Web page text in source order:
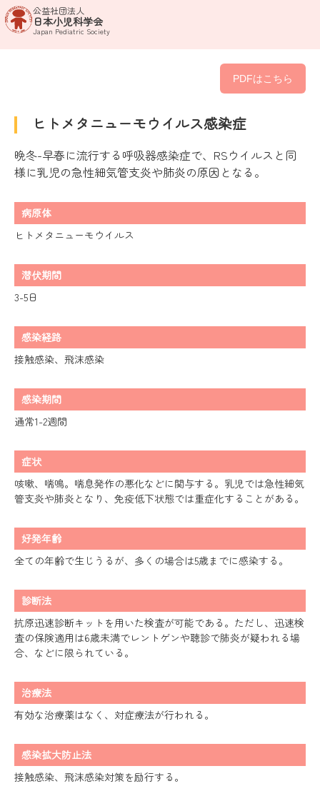
公益社団法人
日本小児科学会
Japan Pediatric Society
PDFはこちら
ヒトメタニューモウイルス感染症
晩冬-早春に流行する呼吸器感染症で、RSウイルスと同
様に乳児の急性細気管支炎や肺炎の原因となる。
病原体
ヒトメタニューモウイルス
潜伏期間
3-5日
感染経路
接触感染、飛沫感染
感染期間
通常1-2週間
症状
咳嗽、喘鳴。喘息発作の悪化などに関与する。乳児では急性細気
管支炎や肺炎となり、免疫低下状態では重症化することがある。
好発年齢
全ての年齢で生じうるが、多くの場合は5歳までに感染する。
診断法
抗原迅速診断キットを用いた検査が可能である。ただし、迅速検
査の保険適用は6歳未満でレントゲンや聴診で肺炎が疑われる場
合、などに限られている。
治療法
有効な治療薬はなく、対症療法が行われる。
感染拡大防止法
接触感染、飛沫感染対策を励行する。